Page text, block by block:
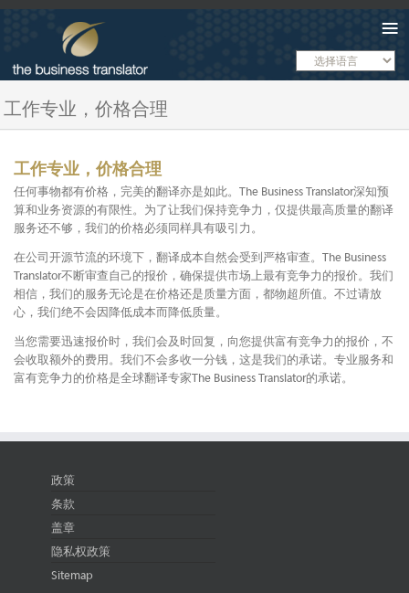
Menu
工作专业，价格合理
工作专业，价格合理
任何事物都有价格，完美的翻译亦是如此。The Business Translator深知预
算和业务资源的有限性。为了让我们保持竞争力，仅提供最高质量的翻译
服务还不够，我们的价格必须同样具有吸引力。
在公司开源节流的环境下，翻译成本自然会受到严格审查。The Business
Translator不断审查自己的报价，确保提供市场上最有竞争力的报价。我们
相信，我们的服务无论是在价格还是质量方面，都物超所值。不过请放
心，我们绝不会因降低成本而降低质量。
当您需要迅速报价时，我们会及时回复，向您提供富有竞争力的报价，不
会收取额外的费用。我们不会多收一分钱，这是我们的承诺。专业服务和
富有竞争力的价格是全球翻译专家The Business Translator的承诺。
政策
条款
盖章
隐私权政策
Sitemap